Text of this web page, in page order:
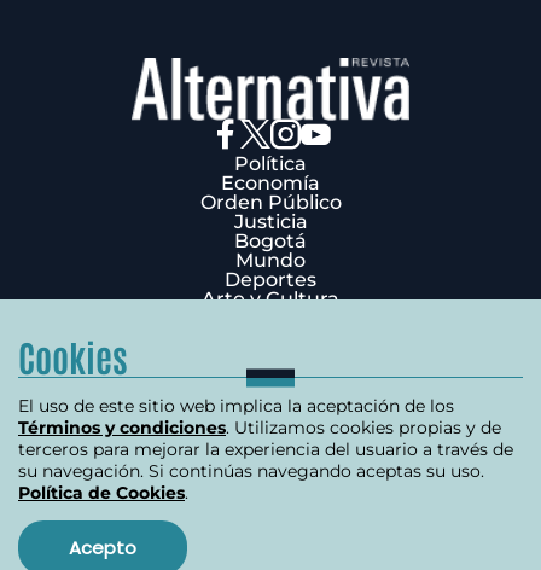
Política
Economía
Orden Público
Justicia
Bogotá
Mundo
Deportes
Arte y Cultura
Términos y condiciones
Política de privacidad
Política de cookies
Contáctenos
Carrera 7 # 75-51 Edificio Terpel Oficina 501
Copyright 2026 | Derechos reservados
Cookies
El uso de este sitio web implica la aceptación de los
Términos y condiciones. Utilizamos cookies propias y de
terceros para mejorar la experiencia del usuario a través de
su navegación. Si continúas navegando aceptas su uso.
Política de Cookies.
Acepto